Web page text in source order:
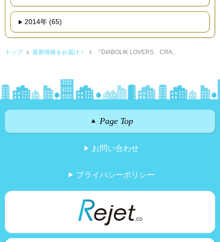
2014年 (65)
トップ 最新情報をお届け！ 『DIABOLIK LOVERS CRA...
Page Top
お問い合わせ
プライバシーポリシー